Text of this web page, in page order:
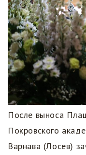
После выноса
Покровского
Варнава (Лосев)